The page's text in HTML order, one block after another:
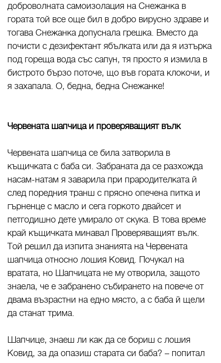
доброволната самоизолация на Снежанка в
гората той все още бил в добро вирусно здраве и
тогава Снежанка допуснала грешка. Вместо да
почисти с дезифектант ябълката или да я изтърка
под гореща вода със сапун, тя просто я измила в
бистрото бързо поточе, що във гората клокочи, и
я захапала. О, бедна, бедна Снежанке!
Червената шапчица и проверяващият вълк
Червената шапчица се била затворила в
къщичката с баба си. Забраната да се разхожда
насам-натам я заварила при прародителката й
след поредния транш с прясно опечена питка и
гърненце с масло и сега горкото двайсет и
петгодишно дете умирало от скука. В това време
край къщичката минавал Проверяващият вълк.
Той решил да изпита знанията на Червената
шапчица относно лошия Ковид. Почукал на
вратата, но Шапчицата не му отворила, защото
знаела, че е забранено събирането на повече от
двама възрастни на едно място, а с баба й щели
да станат трима.
Шапчице, знаеш ли как да се бориш с лошия
Ковид, за да опазиш старата си баба? – попитал